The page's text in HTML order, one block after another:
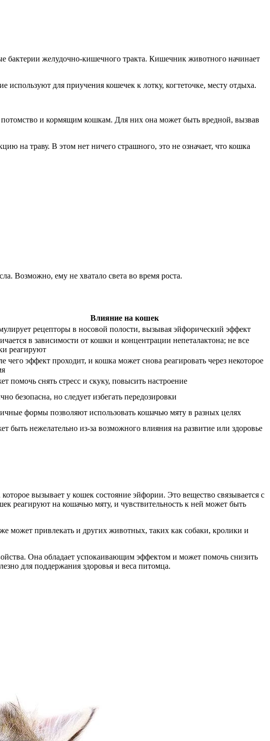
бактерии желудочно-кишечного тракта. Кишечник животного начинает
для приучения кошечек к лотку, когтеточке, месту отдыха.
и кормящим кошкам. Для них она может быть вредной, вызвав
на траву. В этом нет ничего страшного, это не означает, что кошка
Возможно, ему не хватало света во время роста.
Влияние на кошек
рецепторы в носовой полости, вызывая эйфорический эффект
в зависимости от кошки и концентрации непеталактона; не все
реагируют
чего эффект проходит, и кошка может снова реагировать через некоторое
помочь снять стресс и скуку, повысить настроение
безопасна, но следует избегать передозировки
формы позволяют использовать кошачью мяту в разных целях
быть нежелательно из-за возможного влияния на развитие или здоровье
вызывает у кошек состояние эйфории. Это вещество связывается с
реагируют на кошачью мяту, и чувствительность к ней может быть
может привлекать и других животных, таких как собаки, кролики и
Она обладает успокаивающим эффектом и может помочь снизить
для поддержания здоровья и веса питомца.